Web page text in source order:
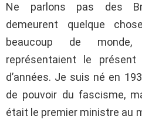
Ne parlons pas des
demeurent quelque
beaucoup de
représentaient le
d’années. Je suis né en
de pouvoir du fascisme,
était le premier ministre au